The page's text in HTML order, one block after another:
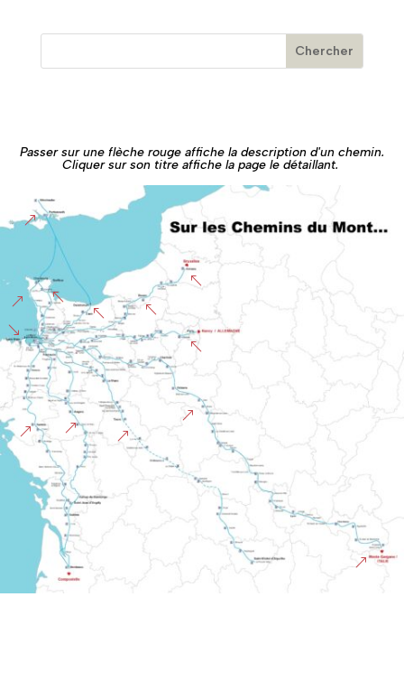
Passer sur une flèche rouge affiche la description d'un chemin.
Cliquer sur son titre affiche la page le détaillant.
&
&
%
%
%
%
%
&
&
&
&
&
'